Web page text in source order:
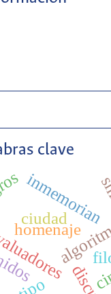
clave
homenaje
inmemorian
ciudad